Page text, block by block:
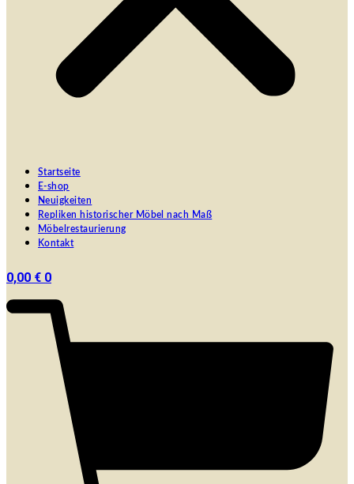
Startseite
E-shop
Neuigkeiten
Repliken historischer Möbel nach Maß
Möbelrestaurierung
Kontakt
0,00 € 0